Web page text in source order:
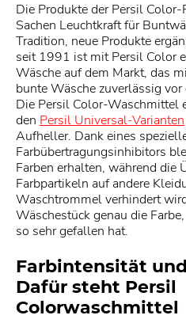
Die Produkte der Persil
Sachen Leuchtkraft für
Tradition, neue Produkte
seit 1991 ist mit Persil Color
Wäsche auf dem Markt, das
bunte Wäsche zuverlässig
Die Persil Color-Waschmittel
den Persil Universal-Varianten
Aufheller. Dank eines
Farbübertragungsinhibitors
Farben erhalten, während die
Farbpartikeln auf andere
Waschtrommel verhindert
Wäschestück genau die
so sehr gefallen hat.
Farbintensität
Dafür steht Persil
Colorwaschmittel